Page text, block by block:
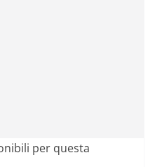
per questa